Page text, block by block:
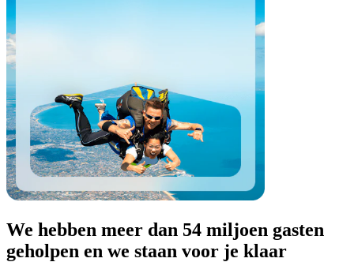
We hebben meer dan 54 miljoen gasten
geholpen en we staan voor je klaar